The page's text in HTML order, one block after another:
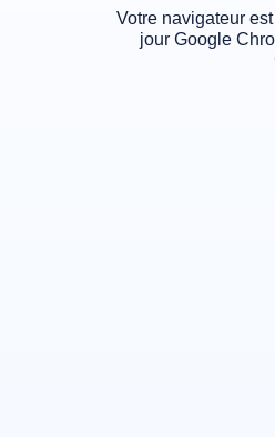
Votre navigateur
jour Google